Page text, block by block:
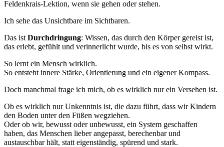
Feldenkrais-Lektion, wenn sie gehen oder stehen.
Ich sehe das Unsichtbare im Sichtbaren.
Das ist Durchdringung: Wissen, das durch den Körper gereist ist,
das erlebt, gefühlt und verinnerlicht wurde, bis es von selbst wirkt.
So lernt ein Mensch wirklich.
So entsteht innere Stärke, Orientierung und ein eigener Kompass.
Doch manchmal frage ich mich, ob es wirklich nur ein Versehen ist.
Ob es wirklich nur Unkenntnis ist, die dazu führt, dass wir Kindern
den Boden unter den Füßen wegziehen.
Oder ob wir, bewusst oder unbewusst, ein System geschaffen
haben, das Menschen lieber angepasst, berechenbar und
austauschbar hält, statt eigenständig, spürend und stark.